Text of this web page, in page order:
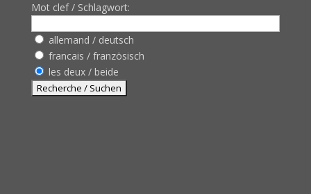
Mot clef / Schlagwort:
allemand / deutsch
francais / französisch
les deux / beide